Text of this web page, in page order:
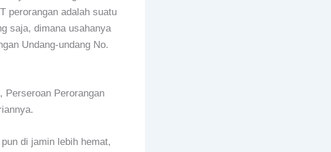
perorangan adalah suatu
saja, dimana usahanya
Undang-undang No.
Perseroan Perorangan
di jamin lebih hemat,